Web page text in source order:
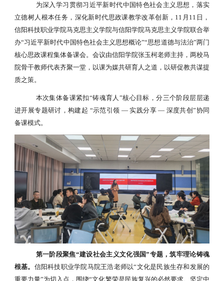
为深入学习贯彻习近平新时代中国特色社会主义思想，落实
立德树人根本任务，深化新时代思政课教学改革创新， 11 月 11 日，
信阳科技职业学院马克思主义学院与信阳学院马克思主义学院联合举
办“习近平新时代中国特色社会主义思想概论”“思想道德与法治”两门
核心思政课程集体备课会。会议由信阳学院张玉柯老师主持，两校马
院骨干教师代表齐聚一堂，以课为媒共研育人之道，以研促教共谋提
质之策。
本次集体备课紧扣“铸魂育人”核心目标，分三个阶段层层递
进开展专题研讨，构建起 “示范引领 — 实践分享 — 深度共创”协同
备课模式。
第一阶段聚焦“建设社会主义文化强国”专题，筑牢理论铸魂
根基。 信阳科技职业学院马院王浩老师以“文化是民族生存和发展的